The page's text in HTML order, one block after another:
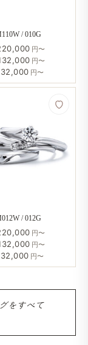
/ 010G
円〜
円〜
円〜
/ 012G
円〜
円〜
円〜
を​すべて​